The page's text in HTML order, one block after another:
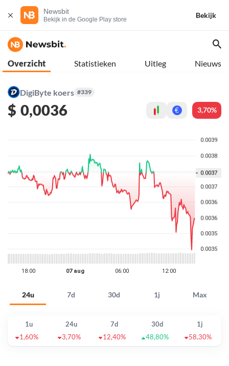
Newsbit
Bekijk in de Google Play store
Bekijk
Overzicht Statistieken Uitleg Nieuws
DigiByte koers #339
$ 0,0036 € 3,70%
24u 7d 30d 1j Max
1u 24u 7d 30d
1j
1,60%
3,70% 12,40% 48,80% 58,30%